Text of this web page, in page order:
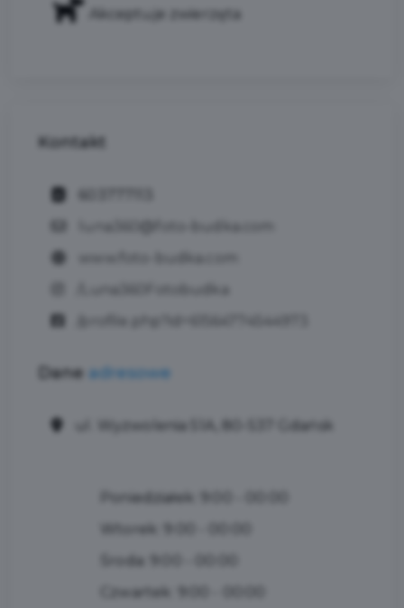
Akceptuje zwierzęta
Kontakt
Dane adresowe
ul. Wyzwolenia 51A, 80-537 Gdańsk
Poniedziałek: 9:00 - 00:00
Wtorek: 9:00 - 00:00
Środa: 9:00 - 00:00
Czwartek: 9:00 - 00:00